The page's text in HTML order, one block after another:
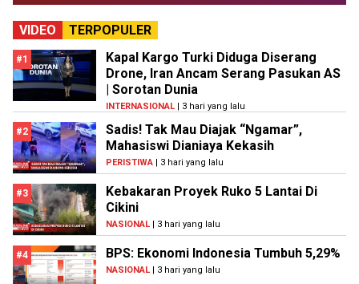
VIDEO TERPOPULER
#1
Kapal Kargo Turki Diduga Diserang
Drone, Iran Ancam Serang Pasukan AS
| Sorotan Dunia
INTERNASIONAL | 3 hari yang lalu
#2
Sadis! Tak Mau Diajak “Ngamar”,
Mahasiswi Dianiaya Kekasih
PERISTIWA | 3 hari yang lalu
#3
Kebakaran Proyek Ruko 5 Lantai Di
Cikini
NASIONAL | 3 hari yang lalu
#4 BPS: Ekonomi Indonesia Tumbuh 5,29%
NASIONAL | 3 hari yang lalu